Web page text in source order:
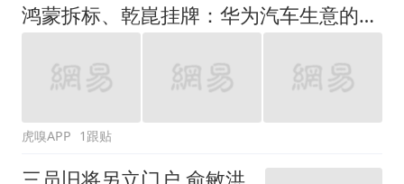
鸿蒙拆标、乾崑挂牌：华为汽车生意的红线变了吗？
虎嗅APP 1跟贴